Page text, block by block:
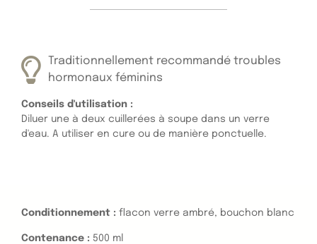
Traditionnellement recommandé troubles
hormonaux féminins
Conseils d'utilisation :
Diluer une à deux cuillerées à soupe dans un verre
d'eau. A utiliser en cure ou de manière ponctuelle.
Conditionnement : flacon verre ambré, bouchon blanc
Contenance : 500 ml